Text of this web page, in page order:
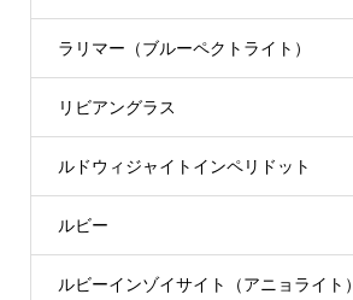
ラリマー（ブルーペクトライト）
リビアングラス
ルドウィジャイトインペリドット
ルビー
ルビーインゾイサイト（アニョライト）